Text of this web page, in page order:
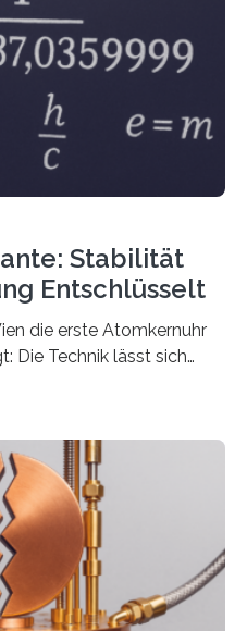
Stabilität
Entschlüsselt
die erste Atomkernuhr
Die Technik lässt sich
Thorium-
hatte man jahrzehntelang
den passenden
worden, 2024 gelang
Unterstützung
Durchbruch:
Kernübergang wurde
man zeigen, dass sich